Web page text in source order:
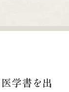
学書を出